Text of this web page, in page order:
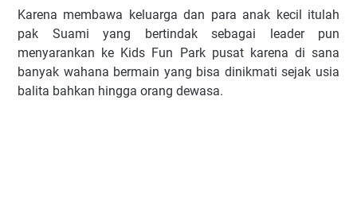
Karena membawa keluarga dan para anak kecil itulah
pak Suami yang bertindak sebagai leader pun
menyarankan ke Kids Fun Park pusat karena di sana
banyak wahana bermain yang bisa dinikmati sejak usia
balita bahkan hingga orang dewasa.